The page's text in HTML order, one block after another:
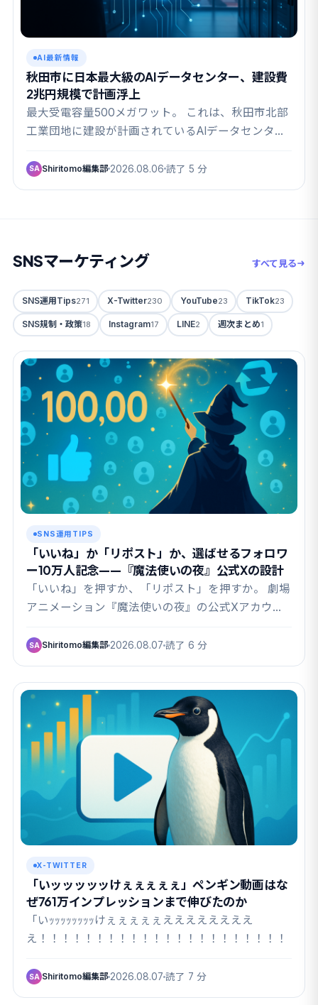
AI最新情報
秋田市に日本最大級のAIデータセンター、建設費
2兆円規模で計画浮上
最大受電容量500メガワット。 これは、秋田市北部
工業団地に建設が計画されているAIデータセンター
SA Shiritomo編集部 2026.08.06 読了 5 分
SNSマーケティング すべて見る
SNS運用Tips271 X-Twitter230 YouTube23 TikTok23
SNS規制・政策18 Instagram17 LINE2 週次まとめ1
SNS運用TIPS
「いいね」か「リポスト」か、選ばせるフォロワ
ー10万人記念——『魔法使いの夜』公式Xの設計
「いいね」を押すか、「リポスト」を押すか。 劇場
アニメーション『魔法使いの夜』の公式Xアカウン
SA Shiritomo編集部 2026.08.07 読了 6 分
X-TWITTER
「いッッッッッけぇぇぇぇぇ」ペンギン動画はな
ぜ761万インプレッションまで伸びたのか
「いｯｯｯｯｯｯｯｯけぇぇぇぇぇええええええええ
え！！！！！！！！！！！！！！！！！！！！！！！！
SA Shiritomo編集部 2026.08.07 読了 7 分